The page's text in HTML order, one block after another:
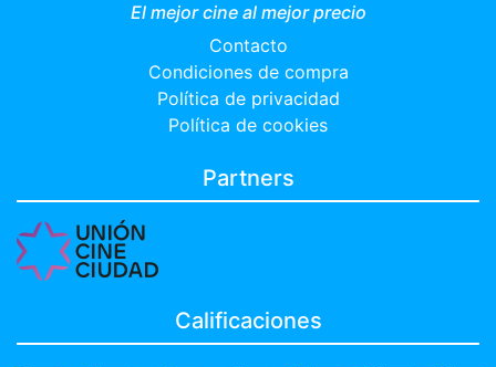
El mejor cine al mejor precio
Contacto
Condiciones de compra
Política de privacidad
Política de cookies
Partners
Calificaciones